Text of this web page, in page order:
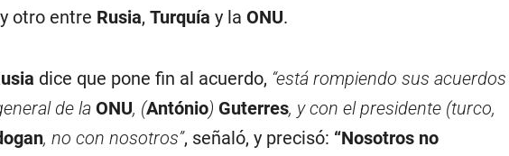
y otro entre Rusia, Turquía y la ONU.
dice que pone fin al acuerdo, “está rompiendo sus acuerdos
de la ONU, (António) Guterres, y con el presidente (turco,
, no con nosotros”, señaló, y precisó: “Nosotros no